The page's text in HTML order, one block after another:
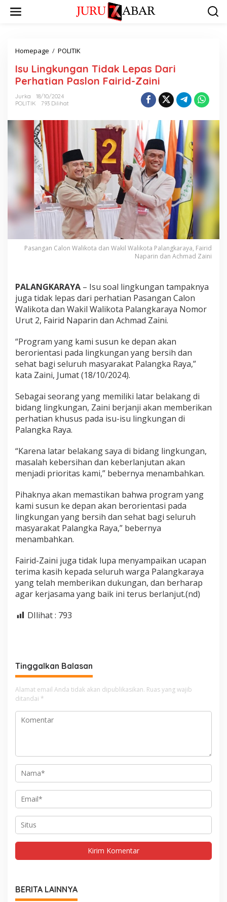
Homepage / POLITIK
Isu Lingkungan Tidak Lepas Dari
Perhatian Paslon Fairid-Zaini
Jurka
18/10/2024
POLITIK
793 Dilihat
Pasangan Calon Walikota dan Wakil Walikota Palangkaraya, Fairid
Naparin dan Achmad Zaini
PALANGKARAYA – Isu soal lingkungan tampaknya
juga tidak lepas dari perhatian Pasangan Calon
Walikota dan Wakil Walikota Palangkaraya Nomor
Urut 2, Fairid Naparin dan Achmad Zaini.
“Program yang kami susun ke depan akan
berorientasi pada lingkungan yang bersih dan
sehat bagi seluruh masyarakat Palangka Raya,”
kata Zaini, Jumat (18/10/2024).
Sebagai seorang yang memiliki latar belakang di
bidang lingkungan, Zaini berjanji akan memberikan
perhatian khusus pada isu-isu lingkungan di
Palangka Raya.
“Karena latar belakang saya di bidang lingkungan,
masalah kebersihan dan keberlanjutan akan
menjadi prioritas kami,” bebernya menambahkan.
Pihaknya akan memastikan bahwa program yang
kami susun ke depan akan berorientasi pada
lingkungan yang bersih dan sehat bagi seluruh
masyarakat Palangka Raya,” bebernya
menambahkan.
Fairid-Zaini juga tidak lupa menyampaikan ucapan
terima kasih kepada seluruh warga Palangkaraya
yang telah memberikan dukungan, dan berharap
agar kerjasama yang baik ini terus berlanjut.(nd)
DIlihat : 793
Tinggalkan Balasan
Alamat email Anda tidak akan dipublikasikan. Ruas yang wajib
ditandai *
BERITA LAINNYA